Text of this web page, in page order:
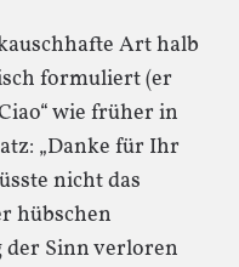
Art halb
formuliert (er
wie früher in
„Danke für Ihr
nicht das
hübschen
der Sinn verloren